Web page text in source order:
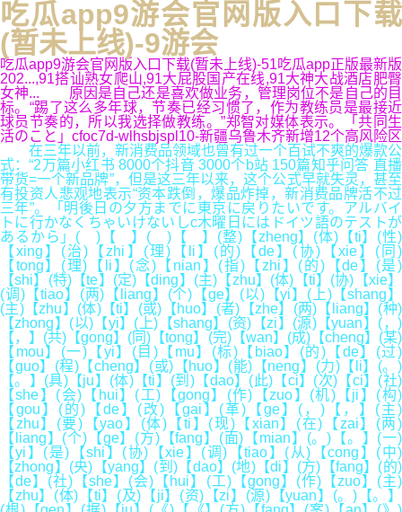
吃瓜app9游会官网版入口下载
(暂未上线)-9游会
吃瓜app9游会官网版入口下载(暂未上线)-51吃瓜app正版最新版
202...,91搭讪熟女爬山,91大屁股国产在线,91大神大战酒店肥臀
女神... 原因是自己还是喜欢做业务，管理岗位不是自己的目
标。“踢了这么多年球，节奏已经习惯了，作为教练员是最接近
球员节奏的，所以我选择做教练。”郑智对媒体表示。「共同生
活のこと」cfoc7d-wlhsbjspl10-新疆乌鲁木齐新增12个高风险区
在三年以前，新消费品领域也曾有过一个百试不爽的爆款公
式：“2万篇小红书 8000个抖音 3000个b站 150篇知乎问答 直播
带货=一个新品牌”，但是这三年以来，这个公式早就失灵，甚至
有投资人悲观地表示“资本跌倒，爆品炸掉，新消费品牌活不过
三年”。「明後日の夕方までに東京に戻りたいです。アルバイ
トに行かなくちゃいけないしc木曜日にはドイツ語のテストが
あるから」( )【 】( )【 】(整)【zheng】(体)【ti】(性)
【xing】(治)【zhi】(理)【li】(的)【de】(协)【xie】(同)
【tong】(理)【li】(念)【nian】(指)【zhi】(的)【de】(是)
【shi】(特)【te】(定)【ding】(主)【zhu】(体)【ti】(协)【xie】
(调)【tiao】(两)【liang】(个)【ge】(以)【yi】(上)【shang】
(主)【zhu】(体)【ti】(或)【huo】(者)【zhe】(两)【liang】(种)
【zhong】(以)【yi】(上)【shang】(资)【zi】(源)【yuan】(，)
【，】(共)【gong】(同)【tong】(完)【wan】(成)【cheng】(某)
【mou】(一)【yi】(目)【mu】(标)【biao】(的)【de】(过)
【guo】(程)【cheng】(或)【huo】(能)【neng】(力)【li】(。)
【。】(具)【ju】(体)【ti】(到)【dao】(此)【ci】(次)【ci】(社)
【she】(会)【hui】(工)【gong】(作)【zuo】(机)【ji】(构)
【gou】(的)【de】(改)【gai】(革)【ge】(，)【，】(主)
【zhu】(要)【yao】(体)【ti】(现)【xian】(在)【zai】(两)
【liang】(个)【ge】(方)【fang】(面)【mian】(。)【。】(一)
【yi】(是)【shi】(协)【xie】(调)【tiao】(从)【cong】(中)
【zhong】(央)【yang】(到)【dao】(地)【di】(方)【fang】(的)
【de】(社)【she】(会)【hui】(工)【gong】(作)【zuo】(主)
【zhu】(体)【ti】(及)【ji】(资)【zi】(源)【yuan】(。)【。】